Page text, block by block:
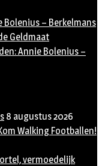
Bolenius – Berkelmans
Geldmaat
Annie Bolenius –
8 augustus 2026
Walking Footballen!
vermoedelijk